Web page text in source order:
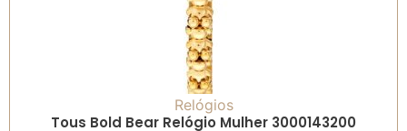
Relógios
Tous Bold Bear Relógio Mulher 3000143200